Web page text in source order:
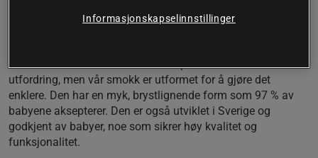
Laget av medisinsk silikon for trygghet.
utfordring, men vår smokk er utformet for å gjøre det
enklere. Den har en myk, brystlignende form som 97 % av
babyene aksepterer. Den er også utviklet i Sverige og
godkjent av babyer, noe som sikrer høy kvalitet og
funksjonalitet.
Informasjonskapselinnstillinger